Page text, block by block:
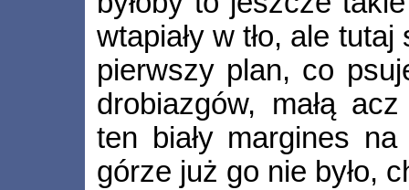
wtapiały w tło, ale
pierwszy plan, co
drobiazgów, małą
ten biały margines
górze już go nie było,